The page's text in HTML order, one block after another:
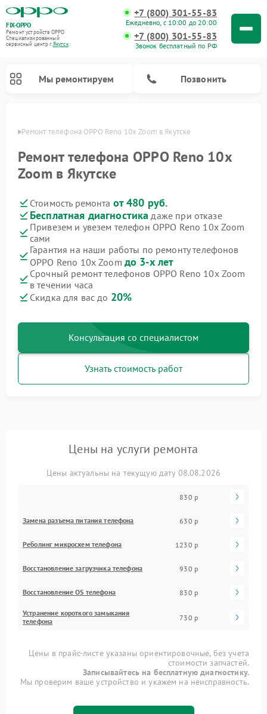
FIX-OPPO
Ремонт устройств OPPO
Специализированный
cервисный центр г.Якутск
+7 (800) 301-55-83
Ежедневно, с 10:00 до 20:00
+7 (800) 301-55-83
Звонок бесплатный по РФ
Мы ремонтируем Позвонить
Ремонт телефона OPPO Reno 10x Zoom в Якутске
Ремонт телефона OPPO Reno 10x
Zoom в Якутске
Стоимость ремонта от 480 руб.
Бесплатная диагностика даже при отказе
Привезем и увезем телефон OPPO Reno 10x Zoom
сами
Гарантия на наши работы по ремонту телефонов
OPPO Reno 10x Zoom до 3-х лет
Срочный ремонт телефонов OPPO Reno 10x Zoom
в течении часа
Скидка для вас до 20%
Консультация со специалистом
Узнать стоимость работ
Цены на услуги ремонта
Цены актуальны на текущую дату 08.08.2026
830 р
Замена разъема питания телефона 630 р
Реболинг микросхем телефона 1230 р
Восстановление загрузчика телефона 930 р
Восстановление OS телефона 830 р
Устранение короткого замыкания
телефона
730 р
Цены в прайс-листе указаны ориентировочные, без учета
стоимости запчастей.
Записывайтесь на бесплатную диагностику.
Мы проверим ваше устройство и укажем на неисправность.